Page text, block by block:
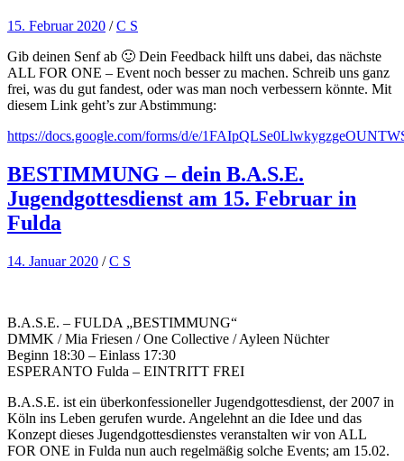
15. Februar 2020 /C S
Gib deinen Senf ab 🙂 Dein Feedback hilft uns dabei, das nächste
ALL FOR ONE – Event noch besser zu machen. Schreib uns ganz
frei, was du gut fandest, oder was man noch verbessern könnte. Mit
diesem Link geht’s zur Abstimmung:
https://docs.google.com/forms/d/e/
BESTIMMUNG – dein B.A.S.E.
Jugendgottesdienst am 15. Februar in
Fulda
14. Januar 2020 /C S
B.A.S.E. – FULDA „BESTIMMUNG“
DMMK / Mia Friesen / One Collective / Ayleen Nüchter
Beginn 18:30 – Einlass 17:30
ESPERANTO Fulda – EINTRITT FREI
B.A.S.E. ist ein überkonfessioneller Jugendgottesdienst, der 2007 in
Köln ins Leben gerufen wurde. Angelehnt an die Idee und das
Konzept dieses Jugendgottesdienstes veranstalten wir von ALL
FOR ONE in Fulda nun auch regelmäßig solche Events; am 15.02.